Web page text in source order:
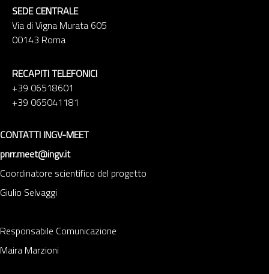
SEDE CENTRALE
Via di Vigna Murata 605
00143 Roma
RECAPITI TELEFONICI
+39 06518601
+39 065041181
CONTATTI INGV-MEET
pnrr.meet@ingv.it
Coordinatore scientifico del progetto
Giulio Selvaggi
Responsabile Comunicazione
Maira Marzioni